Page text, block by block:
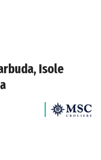
Isole